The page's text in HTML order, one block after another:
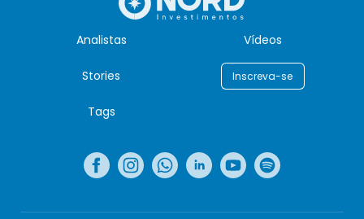
Analistas Vídeos
Stories Inscreva-se
Tags